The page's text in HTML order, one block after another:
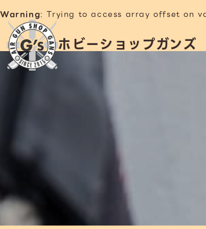
Warning: Trying to access array offset on
ホビーショップガンズ